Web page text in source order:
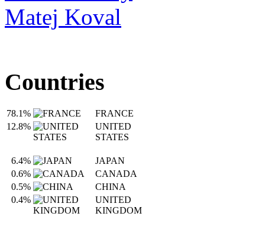
Countries
78.1%
FRANCE
12.8%
UNITED
STATES
6.4%
JAPAN
0.6%
CANADA
0.5%
CHINA
0.4%
UNITED
KINGDOM